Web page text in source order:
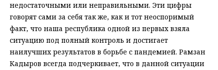
недостаточными или неправильными. Эти цифры
говорят сами за себя так же, как и тот неоспоримый
факт, что наша республика одной из первых взяла
ситуацию под полный контроль и достигает
наилучших результатов в борьбе с пандемией. Рамзан
Кадыров всегда подчеркивает, что в данной ситуации